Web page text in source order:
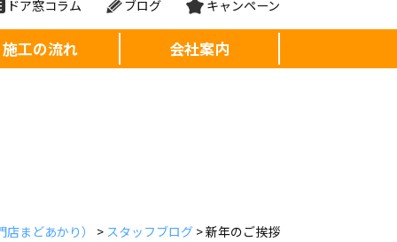
ドア窓コラム ブログ キャンペーン
施工の流れ 会社案内
まどあかり） > スタッフブログ >新年のご挨拶